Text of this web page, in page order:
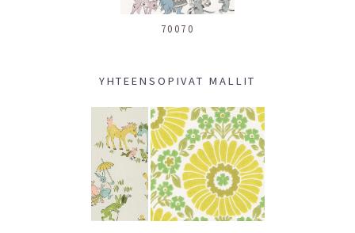
70070
YHTEENSOPIVAT MALLIT